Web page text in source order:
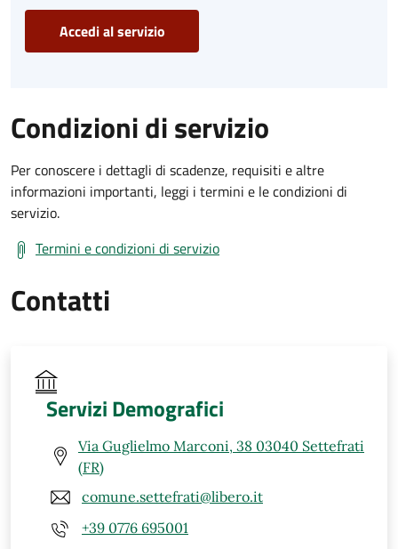
Accedi al servizio
Condizioni di servizio
Per conoscere i dettagli di scadenze, requisiti e altre
informazioni importanti, leggi i termini e le condizioni di
servizio.
Termini e condizioni di servizio
Contatti
Servizi Demografici
Via Guglielmo Marconi, 38 03040 Settefrati
(FR)
comune.settefrati@libero.it
+39 0776 695001